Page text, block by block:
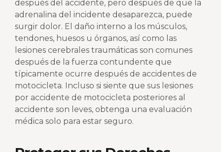
después del accidente, pero después de que la
adrenalina del incidente desaparezca, puede
surgir dolor. El daño interno a los músculos,
tendones, huesos u órganos, así como las
lesiones cerebrales traumáticas son comunes
después de la fuerza contundente que
típicamente ocurre después de accidentes de
motocicleta. Incluso si siente que sus lesiones
por accidente de motocicleta posteriores al
accidente son leves, obtenga una evaluación
médica solo para estar seguro.